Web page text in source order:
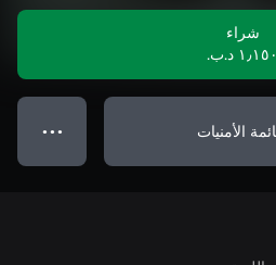
شراء
١٫١٥٠ د.ب.‏
الأمنيات ● ● ●